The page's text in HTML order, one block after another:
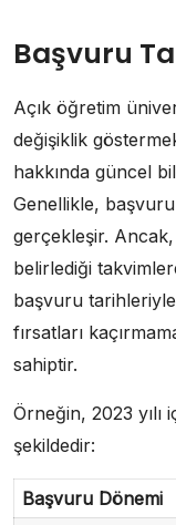
Başvuru
Açık öğretim
değişiklik
hakkında güncel
Genellikle,
gerçekleşir.
belirlediği
başvuru
fırsatları
sahiptir.
Örneğin, 2023
şekildedir:
Başvuru Dönemi